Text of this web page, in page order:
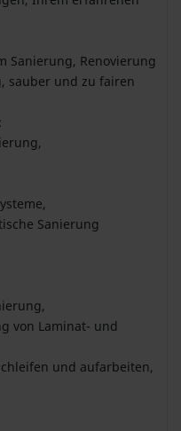
Sanierung, Renovierung
sauber und zu fairen
Sanierung
von Laminat- und
und aufarbeiten,